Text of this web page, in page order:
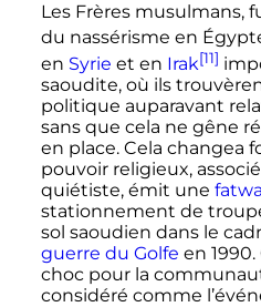
Les Frères musulmans,
du nassérisme en
en Syrie et en Irak[11]
saoudite, où ils
politique auparavant
sans que cela ne gêne
en place. Cela changea
pouvoir religieux,
quiétiste, émit une fatwa
stationnement de
sol saoudien dans le
guerre du Golfe en
choc pour la
considéré comme